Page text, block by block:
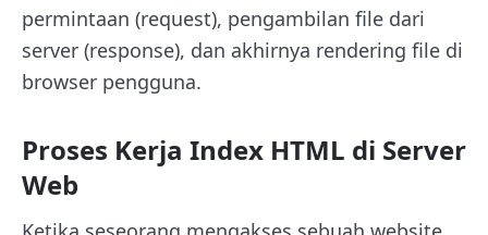
permintaan (request), pengambilan file dari
server (response), dan akhirnya rendering file di
browser pengguna.
Proses Kerja Index HTML di Server
Web